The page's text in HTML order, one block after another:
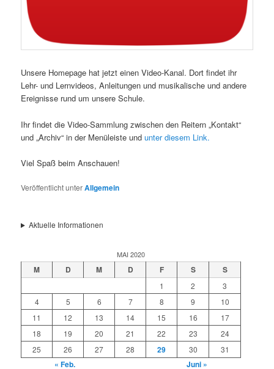
Unsere Homepage hat jetzt einen Video-Kanal. Dort findet ihr
Lehr- und Lernvideos, Anleitungen und musikalische und andere
Ereignisse rund um unsere Schule.
Ihr findet die Video-Sammlung zwischen den Reitern „Kontakt“
und „Archiv“ in der Menüleiste undunter diesem Link.
Viel Spaß beim Anschauen!
Veröffentlicht unterAllgemein
Aktuelle Informationen
MAI 2020
M D M D F S S
1 2
3
4
5 6 7 8 9
10
11
12 13 14 15 16
17
18
19 20 21 22 23
24
25
26 27 28 29 30 31
« Feb. Juni »